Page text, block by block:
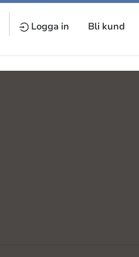
Logga in Bli kund